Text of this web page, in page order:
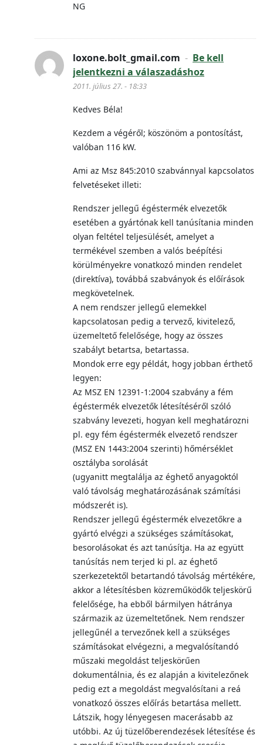
NG
loxone.bolt_gmail.com - Be kell
jelentkezni a válaszadáshoz
2011. július 27. - 18:33
Kedves Béla!
Kezdem a végéről; köszönöm a pontosítást,
valóban 116 kW.
Ami az Msz 845:2010 szabvánnyal kapcsolatos
felvetéseket illeti:
Rendszer jellegű égéstermék elvezetők
esetében a gyártónak kell tanúsítania minden
olyan feltétel teljesülését, amelyet a
termékével szemben a valós beépítési
körülményekre vonatkozó minden rendelet
(direktíva), továbbá szabványok és előírások
megkövetelnek.
A nem rendszer jellegű elemekkel
kapcsolatosan pedig a tervező, kivitelező,
üzemeltető felelősége, hogy az összes
szabályt betartsa, betartassa.
Mondok erre egy példát, hogy jobban érthető
legyen:
Az MSZ EN 12391-1:2004 szabvány a fém
égéstermék elvezetők létesítéséről szóló
szabvány levezeti, hogyan kell meghatározni
pl. egy fém égéstermék elvezető rendszer
(MSZ EN 1443:2004 szerinti) hőmérséklet
osztályba sorolását
(ugyanitt megtalálja az éghető anyagoktól
való távolság meghatározásának számítási
módszerét is).
Rendszer jellegű égéstermék elvezetőkre a
gyártó elvégzi a szükséges számításokat,
besorolásokat és azt tanúsítja. Ha az együtt
tanúsítás nem terjed ki pl. az éghető
szerkezetektől betartandó távolság mértékére,
akkor a létesítésben közreműködők teljeskörű
felelősége, ha ebből bármilyen hátránya
származik az üzemeltetőnek. Nem rendszer
jellegűnél a tervezőnek kell a szükséges
számításokat elvégezni, a megvalósítandó
műszaki megoldást teljeskörűen
dokumentálnia, és ez alapján a kivitelezőnek
pedig ezt a megoldást megvalósítani a reá
vonatkozó összes előírás betartása mellett.
Látszik, hogy lényegesen macerásabb az
utóbbi. Az új tüzelőberendezések létesítése és